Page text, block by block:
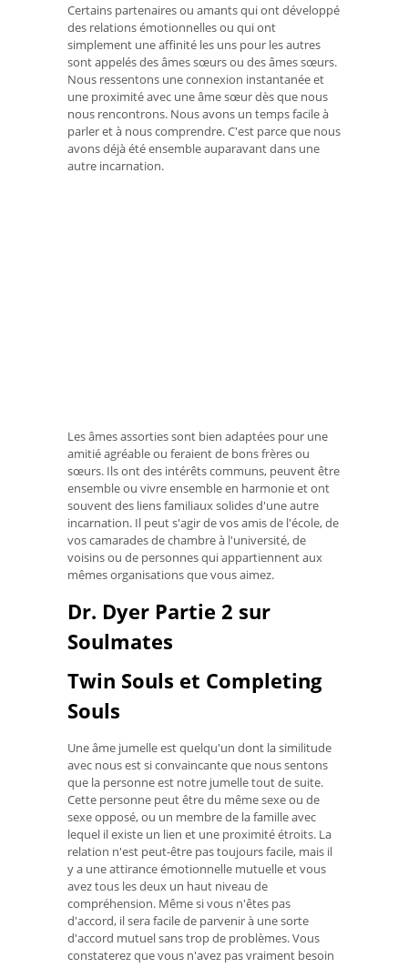
Certains partenaires ou amants qui ont développé
des relations émotionnelles ou qui ont
simplement une affinité les uns pour les autres
sont appelés des âmes sœurs ou des âmes sœurs.
Nous ressentons une connexion instantanée et
une proximité avec une âme sœur dès que nous
nous rencontrons. Nous avons un temps facile à
parler et à nous comprendre. C'est parce que nous
avons déjà été ensemble auparavant dans une
autre incarnation.
Les âmes assorties sont bien adaptées pour une
amitié agréable ou feraient de bons frères ou
sœurs. Ils ont des intérêts communs, peuvent être
ensemble ou vivre ensemble en harmonie et ont
souvent des liens familiaux solides d'une autre
incarnation. Il peut s'agir de vos amis de l'école, de
vos camarades de chambre à l'université, de
voisins ou de personnes qui appartiennent aux
mêmes organisations que vous aimez.
Dr. Dyer Partie 2 sur
Soulmates
Twin Souls et Completing
Souls
Une âme jumelle est quelqu'un dont la similitude
avec nous est si convaincante que nous sentons
que la personne est notre jumelle tout de suite.
Cette personne peut être du même sexe ou de
sexe opposé, ou un membre de la famille avec
lequel il existe un lien et une proximité étroits. La
relation n'est peut-être pas toujours facile, mais il
y a une attirance émotionnelle mutuelle et vous
avez tous les deux un haut niveau de
compréhension. Même si vous n'êtes pas
d'accord, il sera facile de parvenir à une sorte
d'accord mutuel sans trop de problèmes. Vous
constaterez que vous n'avez pas vraiment besoin